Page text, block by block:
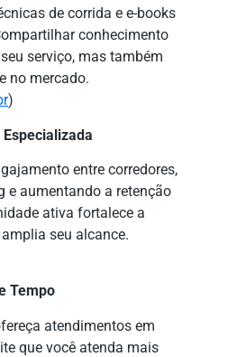
de corrida e e-books
conhecimento
serviço, mas também
no mercado.
)
entre corredores,
e aumentando a retenção
ativa fortalece a
seu alcance.
Tempo
atendimentos em
que você atenda mais